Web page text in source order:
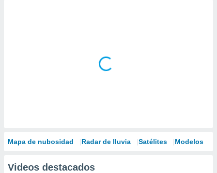
Mapa de nubosidad Radar de lluvia Satélites Modelos
Videos destacados